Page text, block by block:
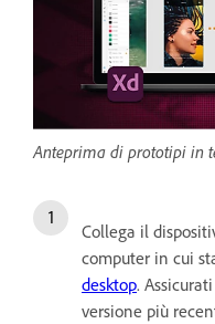
Anteprima di prototipi in
Collega il
computer in cui
desktop.
versione più